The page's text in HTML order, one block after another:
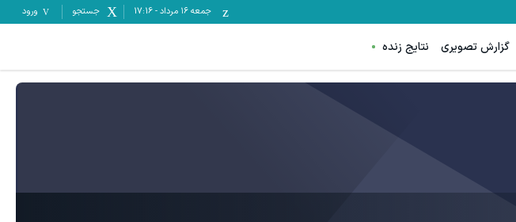
جمعه ۱۶ مرداد -
17:16 جستجو ورود
گزارش تصویری نتایج زنده